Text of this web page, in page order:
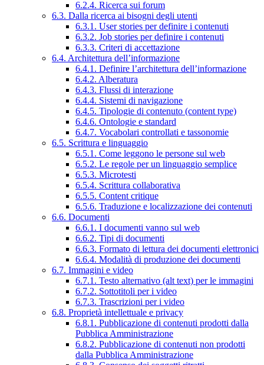
6.2.4. Ricerca sui forum
6.3. Dalla ricerca ai bisogni degli utenti
6.3.1. User stories per definire i contenuti
6.3.2. Job stories per definire i contenuti
6.3.3. Criteri di accettazione
6.4. Architettura dell’informazione
6.4.1. Definire l’architettura dell’informazione
6.4.2. Alberatura
6.4.3. Flussi di interazione
6.4.4. Sistemi di navigazione
6.4.5. Tipologie di contenuto (content type)
6.4.6. Ontologie e standard
6.4.7. Vocabolari controllati e tassonomie
6.5. Scrittura e linguaggio
6.5.1. Come leggono le persone sul web
6.5.2. Le regole per un linguaggio semplice
6.5.3. Microtesti
6.5.4. Scrittura collaborativa
6.5.5. Content critique
6.5.6. Traduzione e localizzazione dei contenuti
6.6. Documenti
6.6.1. I documenti vanno sul web
6.6.2. Tipi di documenti
6.6.3. Formato di lettura dei documenti elettronici
6.6.4. Modalità di produzione dei documenti
6.7. Immagini e video
6.7.1. Testo alternativo (alt text) per le immagini
6.7.2. Sottotitoli per i video
6.7.3. Trascrizioni per i video
6.8. Proprietà intellettuale e privacy
6.8.1. Pubblicazione di contenuti prodotti dalla
Pubblica Amministrazione
6.8.2. Pubblicazione di contenuti non prodotti
dalla Pubblica Amministrazione